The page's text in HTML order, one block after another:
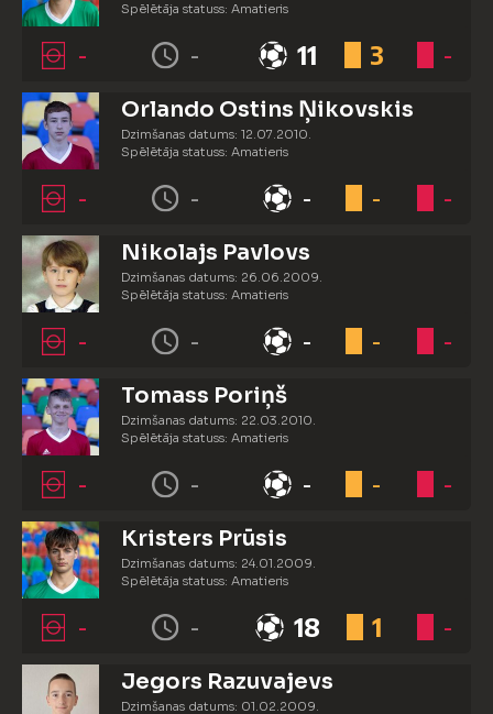
Spēlētāja statuss: Amatieris
- - 11 3 -
Orlando Ostins Ņikovskis
Dzimšanas datums: 12.07.2010.
Spēlētāja statuss: Amatieris
- - - - -
Nikolajs Pavlovs
Dzimšanas datums: 26.06.2009.
Spēlētāja statuss: Amatieris
- - - - -
Tomass Poriņš
Dzimšanas datums: 22.03.2010.
Spēlētāja statuss: Amatieris
- - - - -
Kristers Prūsis
Dzimšanas datums: 24.01.2009.
Spēlētāja statuss: Amatieris
- - 18 1 -
Jegors Razuvajevs
Dzimšanas datums: 01.02.2009.